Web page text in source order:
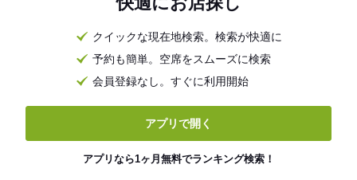
クイックな現在地検索。検索が快適に
予約も簡単。空席をスムーズに検索
会員登録なし。すぐに利用開始
アプリで開く
アプリなら1ヶ月無料でランキング検索！